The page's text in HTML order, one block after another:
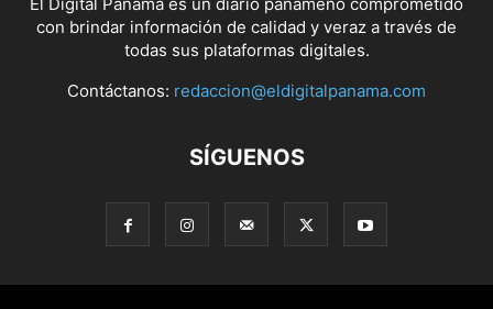
con brindar información de calidad y veraz a través de
todas sus plataformas digitales.
Contáctanos: redaccion@eldigitalpanama.com
SÍGUENOS